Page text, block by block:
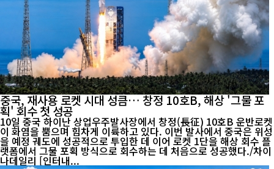
중국, 재사용 로켓 시대 성큼… 창정 10호B, 해상 '그물 포
획' 회수 첫 성공
10일 중국 하이난 상업우주발사장에서 창정(長征) 10호B 운반로켓
이 화염을 뿜으며 힘차게 이륙하고 있다. 이번 발사에서 중국은 위성
을 예정 궤도에 성공적으로 투입한 데 이어 로켓 1단을 해상 회수 플
랫폼에서 그물 포획 방식으로 회수하는 데 처음으로 성공했다./차이
나데일리 [인터내...